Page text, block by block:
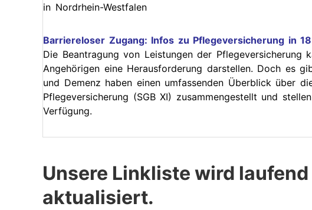
in Nordrhein-Westfalen
Barriereloser Zugang: Infos zu Pflegeversicherung in
Die Beantragung von Leistungen der Pflegeversicherung
Angehörigen eine Herausforderung darstellen. Doch es
und Demenz haben einen umfassenden Überblick über
Pflegeversicherung (SGB XI) zusammengestellt und
Verfügung.
Unsere Linkliste wird
aktualisiert.